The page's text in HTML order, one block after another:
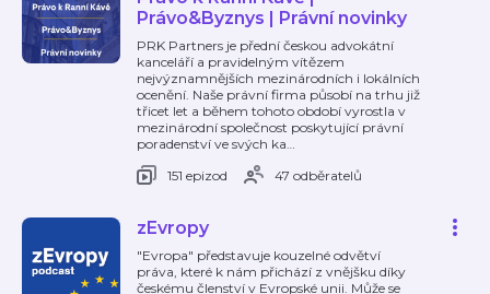
Právo&Byznys | Právní novinky
PRK Partners je přední českou advokátní
kanceláří a pravidelným vítězem
nejvýznamnějších mezinárodních i lokálních
ocenění. Naše právní firma působí na trhu již
třicet let a během tohoto období vyrostla v
mezinárodní společnost poskytující právní
poradenství ve svých ka…
151 epizod
47 odběratelů
zEvropy
"Evropa" představuje kouzelné odvětví
práva, které k nám přichází z vnějšku díky
českému členství v Evropské unii. Může se